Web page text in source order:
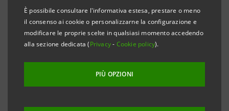
È possibile consultare l'informativa estesa, prestare o meno
il consenso ai cookie o personalizzarne la configurazione e
modificare le proprie scelte in qualsiasi momento accedendo
alla sezione dedicata (Privacy- Cookie policy).
PIÙ OPZIONI
alla filiera dell’idrogeno e alla riduzione
delle emissioni di CO2.
Intesa Sanpaolo Innovation Center annunciano
ufficialmente la partenza del programmaSustainable
Energy Venture, la call per startup e PMI nazionali e